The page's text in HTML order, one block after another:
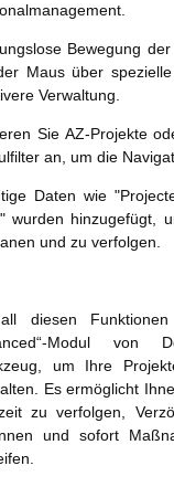
Bewegung
Maus über
Verwaltung.
Sie AZ-Projekte
an, um die
Daten wie
wurden hinzugefügt,
und zu verfolgen.
diesen
Modul von
um Ihre
Es ermöglicht
zu verfolgen,
und sofort